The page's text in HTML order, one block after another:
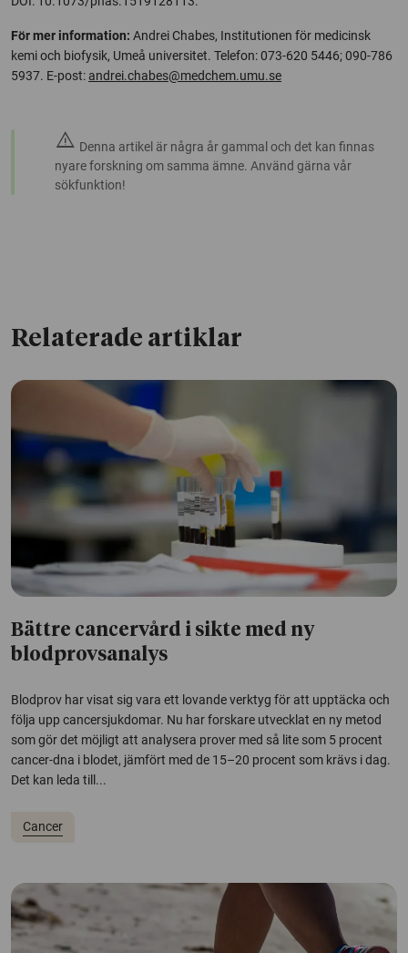
För mer information: Andrei Chabes, Institutionen för medicinsk
kemi och biofysik, Umeå universitet. Telefon: 073-620 5446; 090-786
5937. E-post:andrei.chabes@medchem.umu.se
warning Denna artikel är några år gammal och det kan finnas
nyare forskning om samma ämne. Använd gärna vår
sökfunktion!
Relaterade artiklar
Bättre cancervård i sikte med ny
blodprovsanalys
Blodprov har visat sig vara ett lovande verktyg för att upptäcka och
följa upp cancersjukdomar. Nu har forskare utvecklat en ny metod
som gör det möjligt att analysera prover med så lite som 5 procent
cancer-dna i blodet, jämfört med de 15–20 procent som krävs i dag.
Det kan leda till...
Cancer